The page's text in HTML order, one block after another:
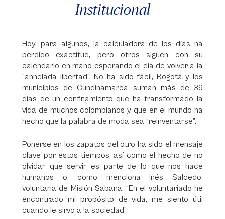
Institucional
Hoy, para algunos, la calculadora de los días ha
perdido exactitud, pero otros siguen con su
calendario en mano esperando el día de volver a la
“anhelada libertad”. No ha sido fácil, Bogotá y los
municipios de Cundinamarca suman más de 39
días de un confinamiento que ha transformado la
vida de muchos colombianos y que en el mundo ha
hecho que la palabra de moda sea “reinventarse”.
Ponerse en los zapatos del otro ha sido el mensaje
clave por estos tiempos, así como el hecho de no
olvidar que servir es parte de lo que nos hace
humanos o, como menciona Inés Salcedo,
voluntaria de Misión Sabana, “En el voluntariado he
encontrado mi propósito de vida, me siento útil
cuando le sirvo a la sociedad”.